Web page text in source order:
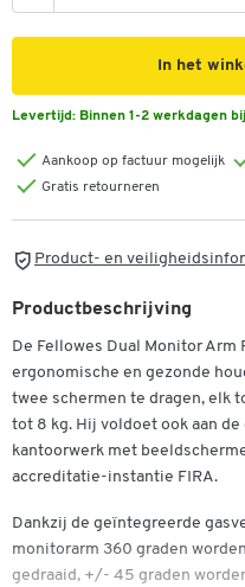
In het
Levertijd: Binnen 1-2 werkdagen
Aankoop op factuur mogelijk
Gratis retourneren
Product- en
Productbeschrijving
De Fellowes Dual Monitor
ergonomische en gezonde
twee schermen te dragen, elk
tot 8 kg. Hij voldoet ook aan
kantoorwerk met
accreditatie-instantie FIRA.
Dankzij de geïntegreerde
monitorarm 360 graden
gedraaid, +/- 45 graden
Dubbelklik